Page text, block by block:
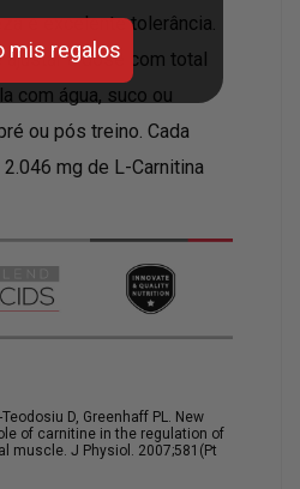
e excelente tolerância.
a dose com total
com água, suco ou
ou pós treino. Cada
mg de L-Carnitina
D, Greenhaff PL. New
of carnitine in the regulation of
muscle. J Physiol. 2007;581(Pt
mis regalos